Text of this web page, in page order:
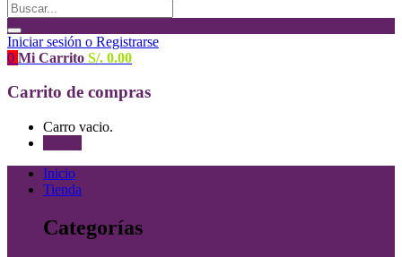
Iniciar sesión o Registrarse
0 Mi Carrito S/. 0.00
Carrito de compras
Carro vacio.
Inicio
Tienda
Categorías